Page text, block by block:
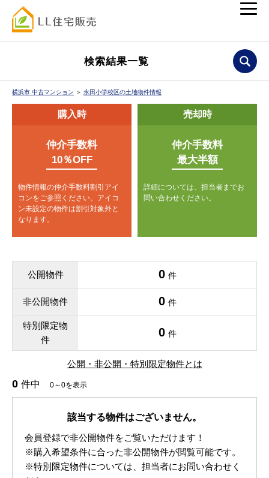
検索結果一覧
横浜市 中古マンション ＞ 永田小学校区の土地物件情報
購入時
仲介手数料
10％OFF
物件情報の仲介手数料割引アイ
コンをご参照ください。 アイコ
ン未設定の物件は割引対象外と
なります。
売却時
仲介手数料
最大半額
詳細については、担当者までお
問い合わせください。
公開物件 0 件
非公開物件 0 件
特別限定物
件
0 件
公開・非公開・特別限定物件とは
0 件中 0～0を表示
該当する物件はございません。
会員登録で非公開物件をご覧いただけます！
※購入希望条件に合った非公開物件が閲覧可能です。
※特別限定物件については、担当者にお問い合わせく